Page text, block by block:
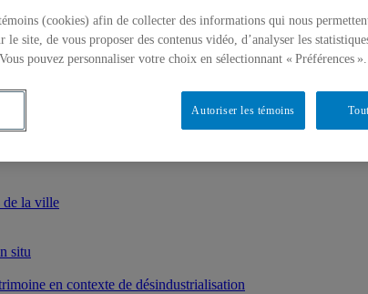
de la ville
situ
en contexte de désindustrialisation
(cookies) afin de collecter des informations qui nous
le site, de vous proposer des contenus vidéo, d’analyser les
pouvez personnaliser votre choix en sélectionnant « Préférences ».
Autoriser les témoins